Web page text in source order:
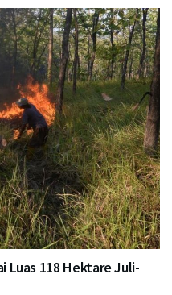
Luas 118 Hektare Juli-